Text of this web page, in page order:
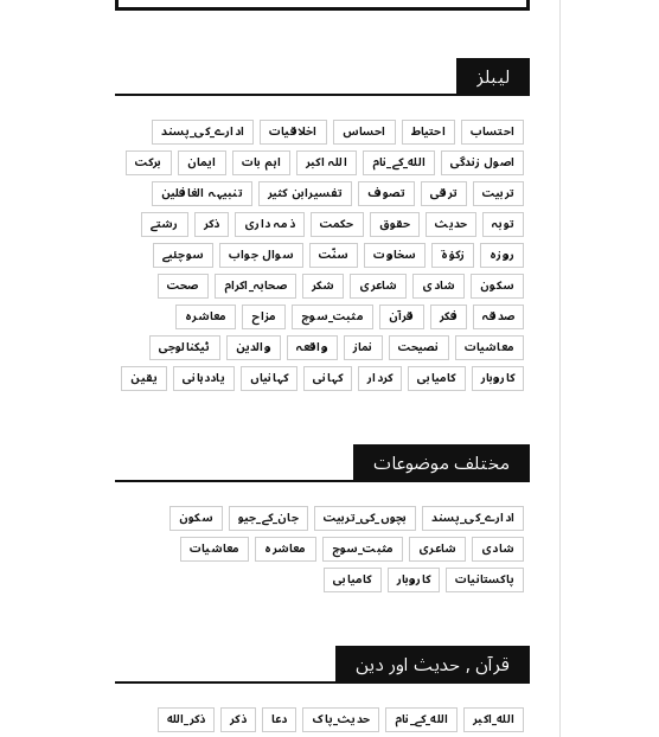
July 29, 2026
UNCATEGORIZED
کیا آپ اپنے باس کو مؤثر طریقے سے منظم کر رہے
ہیں
July 29, 2026
UNCATEGORIZED
اس وقت آپ کا موڈ کیسا ہے؟
July 29, 2026
UNCATEGORIZED
قرض لینے اور دینے میں ہوشیاری
July 29, 2026
آپ کا فیصلہ کرنے کا انداز
July 29, 2026
لیبلز
احتساب احتیاط احساس اخلاقیات
ادارے_کی_پسند
اصول زندگی
الله_کے_نام اللہ اکبر اہم بات ایمان
برکت
تربیت
ترقی تصوف تفسیرابن کثیر
تنبیہہ الغافلین
توبہ
حدیث حقوق حکمت ذمہ داری ذکر
رشتے
روزہ
زکوٰۃ سخاوت سنّت سوال جواب
سوچئیے
سکون
شادی شاعری شکر صحابہ_اکرام
صحت
صدقہ
فکر قرآن مثبت_سوچ مزاح
معاشرہ
معاشیات
نصیحت نماز واقعہ والدین
ٹیکنالوجی
کاروبار
کامیابی کردار کہانی کہانیاں یاددہانی یقین
مختلف موضوعات
ادارے_کی_پسند بچوں_کی_تربیت جان_کے_جیو
سکون
شادی
شاعری مثبت_سوچ معاشرہ
معاشیات
پاکستانیات
کاروبار کامیابی
قرآن , حدیث اور دین
الله_اکبر الله_کے_نام حدیث_پاک دعا ذکر
ذکر_الله